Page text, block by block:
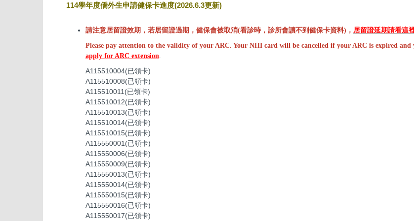
114學年度僑外生申請健保卡進度(2026.6.3更新)
請注意居留證效期，若居留證過期，健保會被取消(看診時，診所會讀不到健保卡資料)， 居留證延期請看這
Please pay attention to the validity of your ARC. Your NHI card will be cancelled if your ARC is expired and
apply for ARC extension
A115510004(已領卡)
A115510008(已領卡)
A115510011(已領卡)
A115510012(已領卡)
A115510013(已領卡)
A115510014(已領卡)
A115510015(已領卡)
A115550001(已領卡)
A115550006(已領卡)
A115550009(已領卡)
A115550013(已領卡)
A115550014(已領卡)
A115550015(已領卡)
A115550016(已領卡)
A115550017(已領卡)